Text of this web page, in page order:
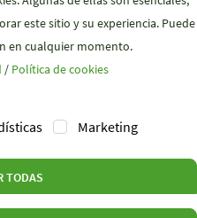
BORNEROS
este sitio y su experiencia. Puede
en cualquier momento.
/ Política de cookies
Marketing
TODAS